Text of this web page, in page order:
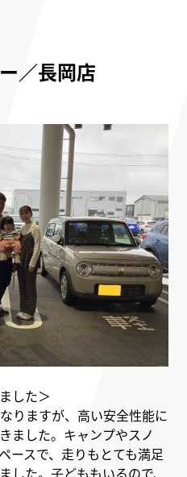
／長岡店
した＞
りますが、高い安全性能に
ました。キャンプやスノ
ースで、走りもとても満足